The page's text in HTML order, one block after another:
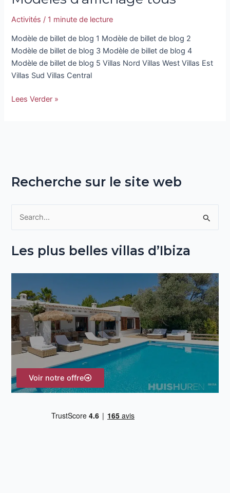
Activités / 1 minute de lecture
Modèle de billet de blog 1 Modèle de billet de blog 2
Modèle de billet de blog 3 Modèle de billet de blog 4
Modèle de billet de blog 5 Villas Nord Villas West Villas Est
Villas Sud Villas Central
tous
Lees Verder »
Recherche sur le site web
c
c
h
e
r
:
Les plus belles villas d’Ibiza
Voir notre offre